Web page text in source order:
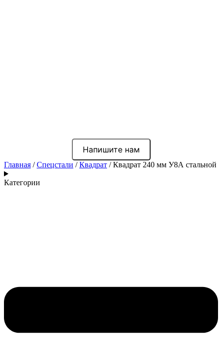
Напишите нам
Главная /Спецстали /Квадрат / Квадрат 240 мм У8А стальной
Категории